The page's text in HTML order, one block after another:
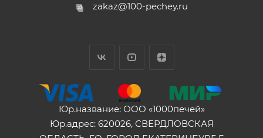
zakaz@100-pechey.ru
Юр.название: ООО «1000печей»
Юр.адрес: 620026, СВЕРДЛОВСКАЯ